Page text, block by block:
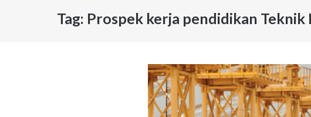
Tag: Prospek kerja pendidikan Teknik